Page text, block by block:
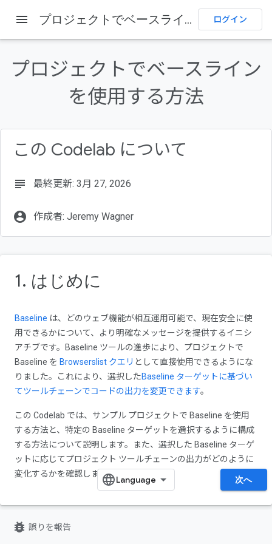
1. はじめに
2. ローカルマシンでデモを設定する
3. プロジェクトに Baseline を統合する方法
4. さまざまな Baseline ターゲットを選択してコード出力の変化を確
5. ダウンストリーム ブラウザをターゲットにする
6. リンターとその他のツール
7. まとめ
menu プロジェクトでベースラインを使用する方法 ログイン
プロジェクトでベースライン
を使用する方法
この Codelab について
subject 最終更新: 3月 27, 2026
account_circle 作成者: Jeremy Wagner
1. はじめに
Baseline は、どのウェブ機能が相互運用可能で、現在安全に使
用できるかについて、より明確なメッセージを提供するイニシ
アチブです。Baseline ツールの進歩により、プロジェクトで
Baseline を Browserslist クエリ として直接使用できるようにな
りました。これにより、選択したBaseline ターゲットに基づい
てツールチェーンでコードの出力を変更できます。
この Codelab では、サンプル プロジェクトで Baseline を使用
する方法と、特定の Baseline ターゲットを選択するように構成
する方法について説明します。また、選択した Baseline ターゲ
ットに応じてプロジェクト ツールチェーンの出力がどのように
変化するかを確認します。
次へ
bug_report 誤りを報告